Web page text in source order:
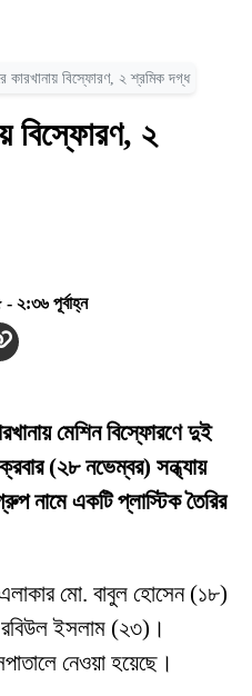
কারখানায় বিস্ফোরণ, ২ শ্রমিক দগ্ধ
বিস্ফোরণ, ২
২:৩৬ পূর্বাহ্ন
মেশিন বিস্ফোরণে দুই
(২৮ নভেম্বর) সন্ধ্যায়
নামে একটি প্লাস্টিক তৈরির
মো. বাবুল হোসেন (১৮)
রবিউল ইসলাম (২৩)।
নেওয়া হয়েছে।